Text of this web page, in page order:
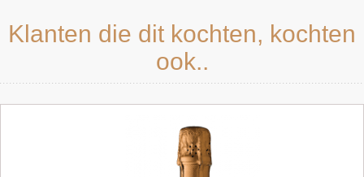
Klanten die dit kochten, kochten
ook..